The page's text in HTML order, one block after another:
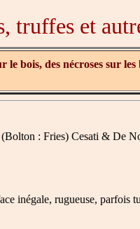
truffes et
bois, des nécroses sur
(Bolton : Fries) Cesati & De
inégale, rugueuse, parfois